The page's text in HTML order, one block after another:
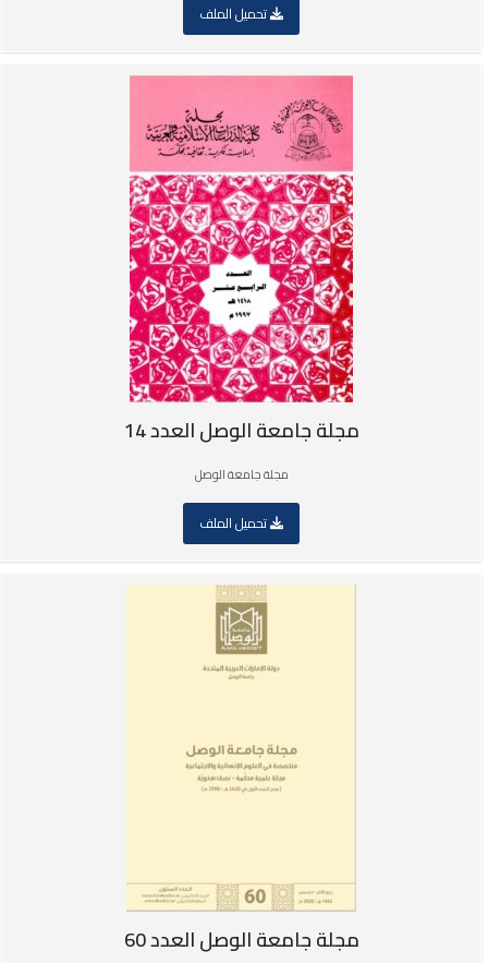
تحميل الملف
مجلة جامعة الوصل العدد 14
مجلة جامعة الوصل
تحميل الملف
مجلة جامعة الوصل العدد 60